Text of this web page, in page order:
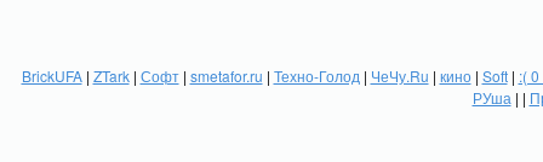
BrickUFA| ZTark| Софт| smetafor.ru | Техно-Голод | ЧеЧу.Ru | кино| Soft| :(
РУша | |